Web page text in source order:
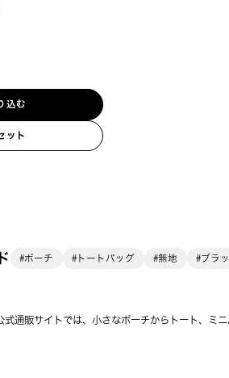
込む
ット
#ポーチ #トートバッグ #無地 #ブラ
式通販サイトでは、小さなポーチからトート、ミ